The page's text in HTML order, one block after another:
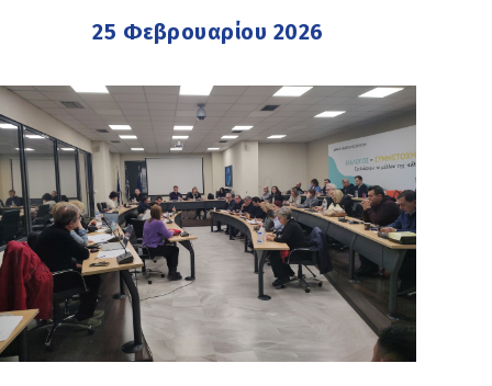
25 Φεβρουαρίου 2026